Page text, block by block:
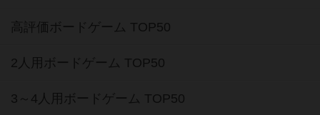
高評価ボードゲーム TOP50
2人用ボードゲーム TOP50
3～4人用ボードゲーム TOP50